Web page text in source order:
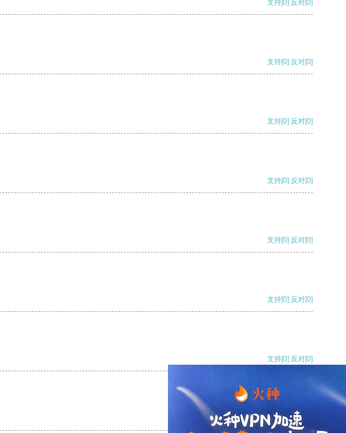
支持[0] 反对[0]
支持[0] 反对[0]
支持[0] 反对[0]
支持[0] 反对[0]
支持[0] 反对[0]
支持[0] 反对[0]
支持[0] 反对[0]
支持[0] 反对